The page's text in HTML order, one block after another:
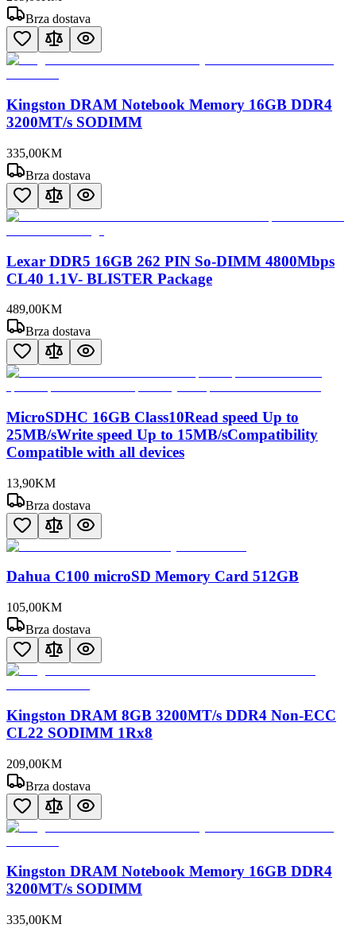
Brza dostava
Kingston DRAM Notebook Memory 16GB DDR4
3200MT/s SODIMM
335,00KM
Brza dostava
Lexar DDR5 16GB 262 PIN So-DIMM 4800Mbps
CL40 1.1V- BLISTER Package
489,00KM
Brza dostava
MicroSDHC 16GB Class10Read speed Up to
25MB/sWrite speed Up to 15MB/sCompatibility
Compatible with all devices
13,90KM
Brza dostava
Dahua C100 microSD Memory Card 512GB
105,00KM
Brza dostava
Kingston DRAM 8GB 3200MT/s DDR4 Non-ECC
CL22 SODIMM 1Rx8
209,00KM
Brza dostava
Kingston DRAM Notebook Memory 16GB DDR4
3200MT/s SODIMM
335,00KM